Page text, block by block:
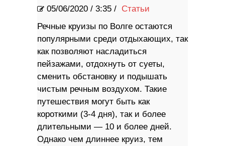
05/06/2020 / 3:35 / Статьи
Речные круизы по Волге остаются
популярными среди отдыхающих, так
как позволяют насладиться
пейзажами, отдохнуть от суеты,
сменить обстановку и подышать
чистым речным воздухом. Такие
путешествия могут быть как
короткими (3-4 дня), так и более
длительными — 10 и более дней.
Однако чем длиннее круиз, тем